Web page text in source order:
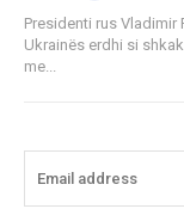
Presidenti rus
Ukrainës erdhi si
me...